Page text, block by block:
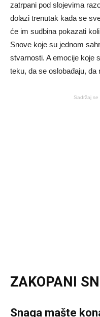
zatrpani pod slojevima
dolazi trenutak kada se
će im sudbina pokazati
Snove koje su jednom
stvarnosti. A emocije koje
teku, da se oslobađaju, da
Sadržaj
ZAKOPANI
Snaga mašte